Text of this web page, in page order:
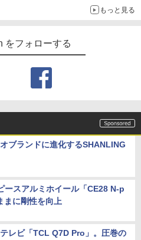
もっと見る
をフォローする
ブランドに進化するSHANLING
ースアルミホイール「CE28 N-p
まに剛性を向上
レビ「TCL Q7D Pro」。圧巻の